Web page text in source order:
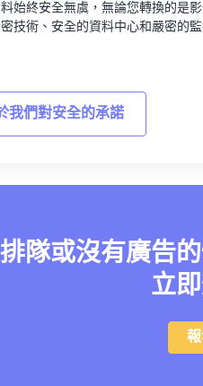
始終安全無虞，無論您轉換的是
技術、安全的資料中心和嚴密的
我們對安全的承諾
隊或沒有廣告
立